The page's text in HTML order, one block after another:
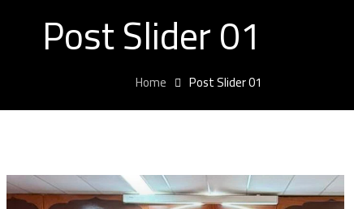
Post Slider 01
Home Post Slider 01